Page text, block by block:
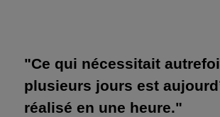
"Ce qui nécessitait
plusieurs jours est
réalisé en une heure."